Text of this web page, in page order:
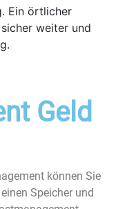
Ein örtlicher
weiter und
Geld
können Sie
Speicher und